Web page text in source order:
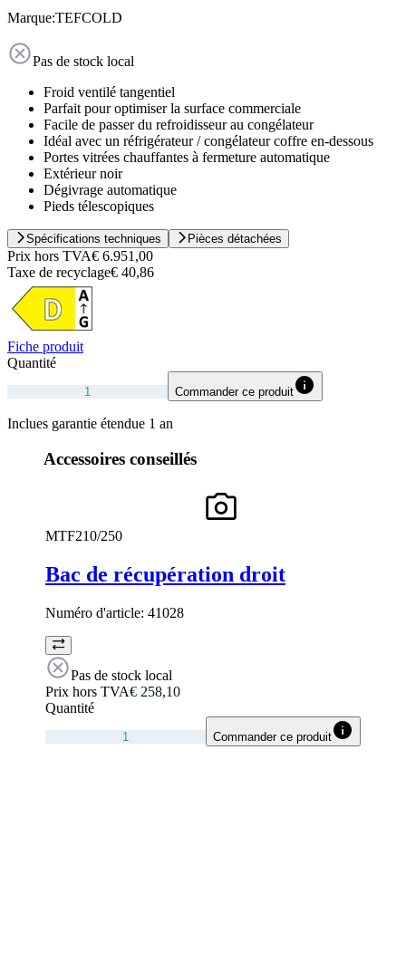
Marque:TEFCOLD
Pas de stock local
Froid ventilé tangentiel
Parfait pour optimiser la surface commerciale
Facile de passer du refroidisseur au congélateur
Idéal avec un réfrigérateur / congélateur coffre en-dessous
Portes vitrées chauffantes à fermeture automatique
Extérieur noir
Dégivrage automatique
Pieds télescopiques
Spécifications techniques Pièces détachées
Prix hors TVA€ 6.951,00
Taxe de recyclage€ 40,86
Fiche produit
Quantité
Commander ce produit
Inclues garantie étendue 1 an
Accessoires conseillés
MTF210/250
Bac de récupération droit
Numéro d'article: 41028
Pas de stock local
Prix hors TVA€ 258,10
Quantité
Commander ce produit